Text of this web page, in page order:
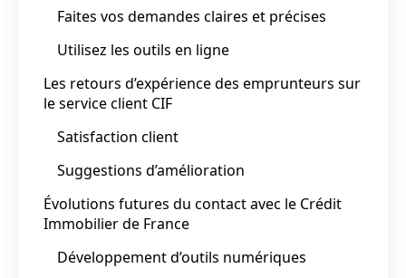
Faites vos demandes claires et précises
Utilisez les outils en ligne
Les retours d’expérience des emprunteurs sur
le service client CIF
Satisfaction client
Suggestions d’amélioration
Évolutions futures du contact avec le Crédit
Immobilier de France
Développement d’outils numériques